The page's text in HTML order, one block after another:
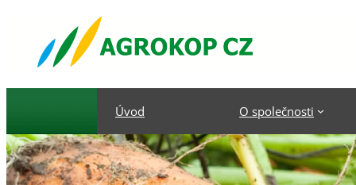
Úvod O společnosti